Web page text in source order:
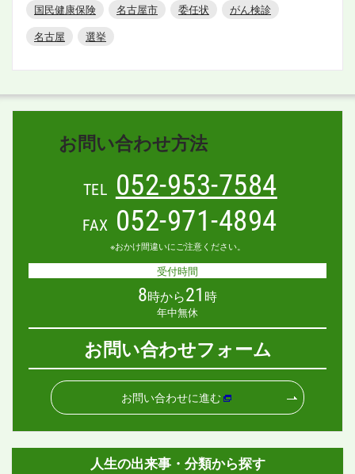
国民健康保険
名古屋市 委任状
がん検診
名古屋
選挙
お問い合わせ方法
TEL 052-953-7584
FAX 052-971-4894
※おかけ間違いにご注意ください。
受付時間
8時から21 時
年中無休
お問い合わせフォーム
お問い合わせに進む
人生の出来事・分類から探す